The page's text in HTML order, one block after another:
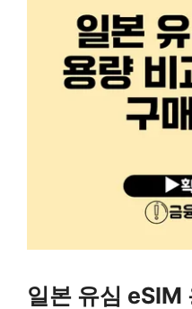
일본 유심 eSIM